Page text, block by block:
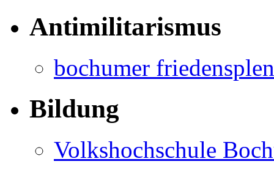
Antimilitarismus
bochumer
Bildung
Volkshochschule